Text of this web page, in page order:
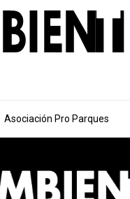
Asociación Pro Parques